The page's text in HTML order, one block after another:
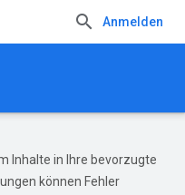
Anmelden
Inhalte in Ihre bevorzugte
können Fehler